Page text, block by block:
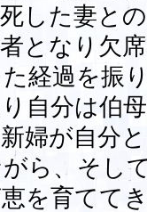
した妻と
となり欠
経過を振
自分は伯
婦が自分
ら、そし
を育てて